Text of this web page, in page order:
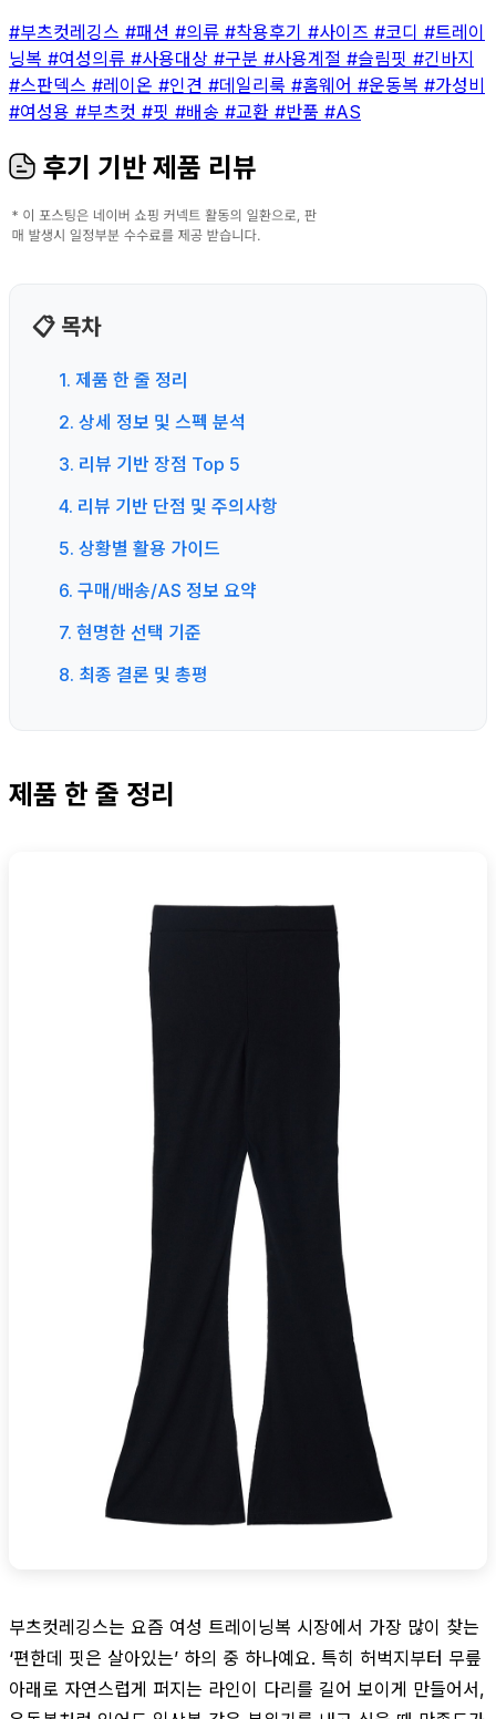
#부츠컷레깅스 #패션 #의류 #착용후기 #사이즈 #코디 #트레이
닝복 #여성의류 #사용대상 #구분 #사용계절 #슬림핏 #긴바지
#스판덱스 #레이온 #인견 #데일리룩 #홈웨어 #운동복 #가성비
#여성용 #부츠컷 #핏 #배송 #교환 #반품 #AS
후기 기반 제품 리뷰
📋 목차
1. 제품 한 줄 정리
2. 상세 정보 및 스펙 분석
3. 리뷰 기반 장점 Top 5
4. 리뷰 기반 단점 및 주의사항
5. 상황별 활용 가이드
6. 구매/배송/AS 정보 요약
7. 현명한 선택 기준
8. 최종 결론 및 총평
제품 한 줄 정리
부츠컷레깅스는 요즘 여성 트레이닝복 시장에서 가장 많이 찾는
‘편한데 핏은 살아있는’ 하의 중 하나예요. 특히 허벅지부터 무릎
아래로 자연스럽게 퍼지는 라인이 다리를 길어 보이게 만들어서,